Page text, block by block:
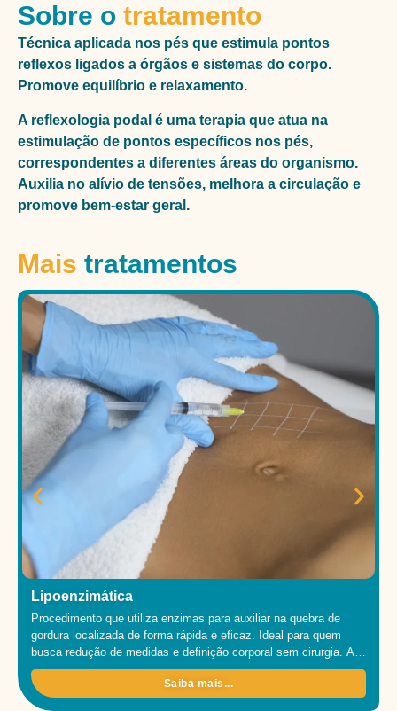
Sobre o tratamento
Técnica aplicada nos pés que estimula pontos
reflexos ligados a órgãos e sistemas do corpo.
Promove equilíbrio e relaxamento.
A reflexologia podal é uma terapia que atua na
estimulação de pontos específicos nos pés,
correspondentes a diferentes áreas do organismo.
Auxilia no alívio de tensões, melhora a circulação e
promove bem-estar geral.
Mais tratamentos
Lipoenzimática
Procedimento que utiliza enzimas para auxiliar na quebra de
gordura localizada de forma rápida e eficaz. Ideal para quem
busca redução de medidas e definição corporal sem cirurgia. A
lipoenzimática é um tratamento que consiste na aplicação de
enzimas específicas diretamente na região com acúmulo de
gordura. Elas agem quebrando as células de gordura, facilitando
Saiba mais...